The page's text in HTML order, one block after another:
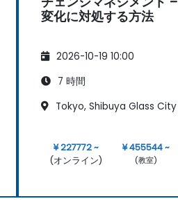
変化に対処する方法
2026-10-19 10:00
7 時間
Tokyo, Shibuya Glass City
¥ 227772 ~
(オンライン)
¥ 455544 ~
(教室)